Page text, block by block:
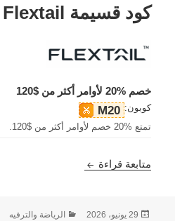
كود قسيمة Flextail
خصم %20 لأوامر أكثر من $120
كوبون: M20
تمتع %20 خصم لأوامر أكثر من $120.
متابعة قراءة كود قسيمة Flextail
نُشرت
29 يونيو، 2026 التصنيفات
الرياضة والترفيه